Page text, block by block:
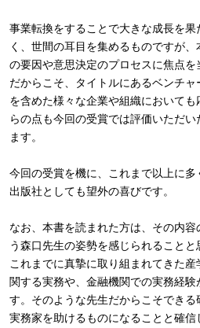
事業転換をすることで大きな成長を
く、世間の耳目を集めるものですが
の要因や意思決定のプロセスに焦点を
だからこそ、タイトルにあるベンチ
を含めた様々な企業や組織において
らの点も今回の受賞では評価いただ
ます。
今回の受賞を機に、これまで以上に
出版社としても望外の喜びです。
なお、本書を読まれた方は、その内
う森口先生の姿勢を感じられること
これまでに真摯に取り組まれてきた
関する実務や、金融機関での実務経
す。そのような先生だからこそでき
実務家を助けるものになることと確信